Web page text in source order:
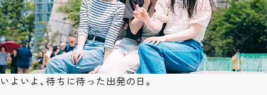
いよいよ、待ちに待った出発の日。